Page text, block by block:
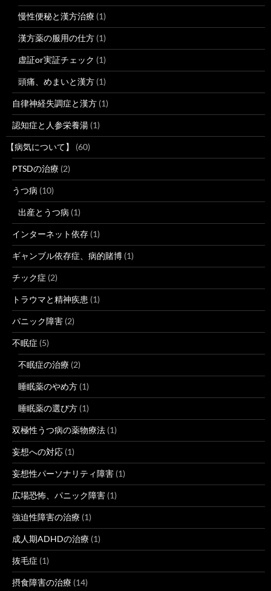
慢性便秘と漢方治療 (1)
漢方薬の服用の仕方 (1)
虚証or実証チェック (1)
頭痛、めまいと漢方 (1)
自律神経失調症と漢方 (1)
認知症と人参栄養湯 (1)
【病気について】 (60)
PTSDの治療 (2)
うつ病 (10)
出産とうつ病 (1)
インターネット依存 (1)
ギャンブル依存症、病的賭博 (1)
チック症 (2)
トラウマと精神疾患 (1)
パニック障害 (2)
不眠症 (5)
不眠症の治療 (2)
睡眠薬のやめ方 (1)
睡眠薬の選び方 (1)
双極性うつ病の薬物療法 (1)
妄想への対応 (1)
妄想性パーソナリティ障害 (1)
広場恐怖、パニック障害 (1)
強迫性障害の治療 (1)
成人期ADHDの治療 (1)
抜毛症 (1)
摂食障害の治療 (14)